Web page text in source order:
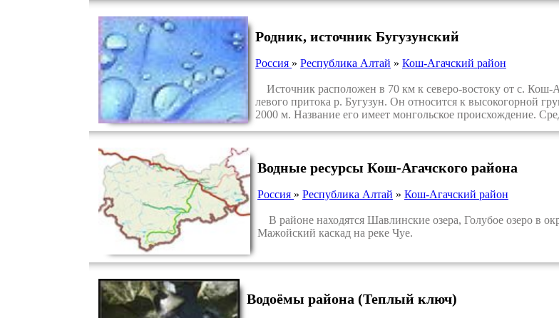
Родник, источник Бугузунский
Россия » Республика Алтай » Кош-Агачский район
Источник расположен в 70 км к северо-востоку от с.
левого притока р. Бугузун. Он относится к высокогорной
2000 м. Название его имеет монгольское происхождение.
Водные ресурсы Кош-Агачского района
Россия » Республика Алтай » Кош-Агачский район
В районе находятся Шавлинские озера, Голубое озеро в
Мажойский каскад на реке Чуе.
Водоёмы района (Теплый ключ)